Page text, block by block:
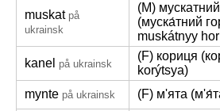
muskat på
ukrainsk
(M) мускатний
(муска́тний
muskátnyy
kanel på ukrainsk
(F) кориця
korýtsya)
mynte på ukrainsk (F) м'ята